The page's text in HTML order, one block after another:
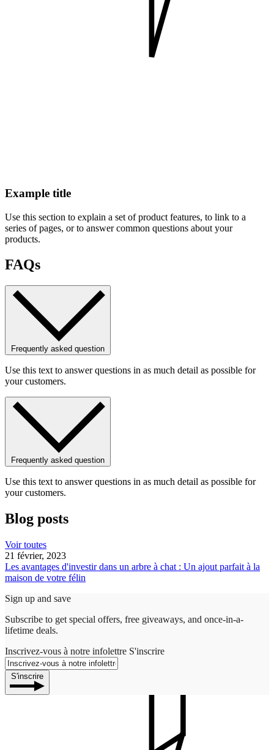
Example title
Use this section to explain a set of product features, to link to a
series of pages, or to answer common questions about your
products.
FAQs
Frequently asked question
Use this text to answer questions in as much detail as possible for
your customers.
Frequently asked question
Use this text to answer questions in as much detail as possible for
your customers.
Blog posts
Voir toutes
21 février, 2023
Les avantages d'investir dans un arbre à chat : Un ajout parfait à la
maison de votre félin
Sign up and save
Subscribe to get special offers, free giveaways, and once-in-a-
lifetime deals.
Inscrivez-vous à notre infolettre S'inscrire
S'inscrire